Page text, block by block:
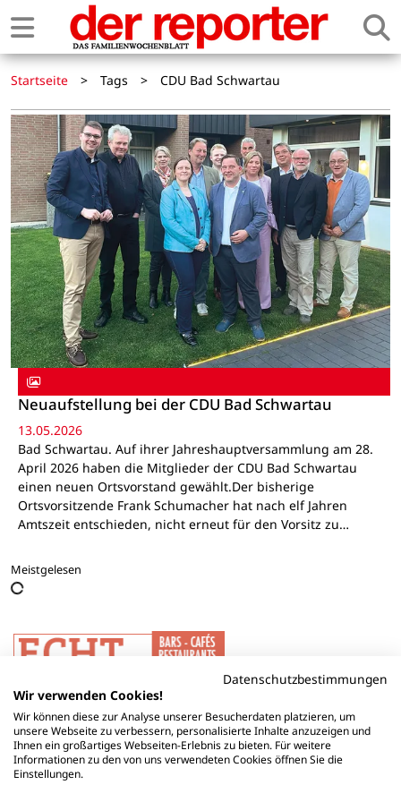
Startseite > Tags > CDU Bad Schwartau
Neuaufstellung bei der CDU Bad Schwartau
13.05.2026
Bad Schwartau. Auf ihrer Jahreshauptversammlung am 28.
April 2026 haben die Mitglieder der CDU Bad Schwartau
einen neuen Ortsvorstand gewählt.Der bisherige
Ortsvorsitzende Frank Schumacher hat nach elf Jahren
Amtszeit entschieden, nicht erneut für den Vorsitz zu…
Meistgelesen
Datenschutzbestimmungen
Wir verwenden Cookies!
Wir können diese zur Analyse unserer Besucherdaten platzieren, um
unsere Webseite zu verbessern, personalisierte Inhalte anzuzeigen und
Ihnen ein großartiges Webseiten-Erlebnis zu bieten. Für weitere
Informationen zu den von uns verwendeten Cookies öffnen Sie die
Einstellungen.